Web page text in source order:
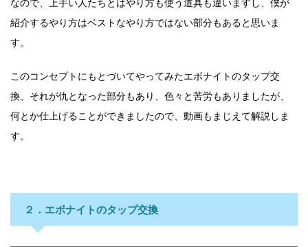
なので、上手い人たちとはやり方も使う道具も違いますし、僕が
紹介するやり方はベストなやり方ではない部分もあると思いま
す。
このコンセプトにもとづいてやってみたエボナイトのタップ交
換、それが仇となった部分もあり、色々と苦労もありましたが、
何とか仕上げることができましたので、動画もまじえて解説しま
す。
２．エボナイトのタップ交換